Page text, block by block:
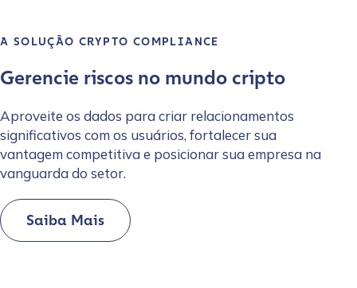
A SOLUÇÃO CRYPTO COMPLIANCE
Gerencie riscos no mundo cripto
Aproveite os dados para criar relacionamentos
significativos com os usuários, fortalecer sua
vantagem competitiva e posicionar sua empresa na
vanguarda do setor.
Saiba Mais